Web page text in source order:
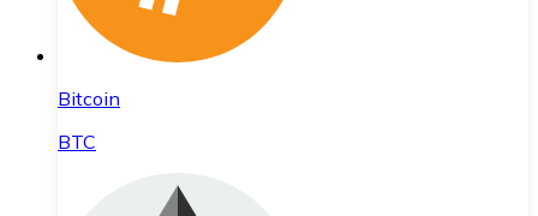
Bitcoin
BTC